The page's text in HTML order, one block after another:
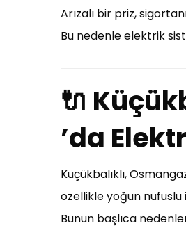
Arızalı bir priz,
Bu nedenle elektrik
🔌
’da
Küçükbalıklı,
özellikle yoğun
Bunun başlıca